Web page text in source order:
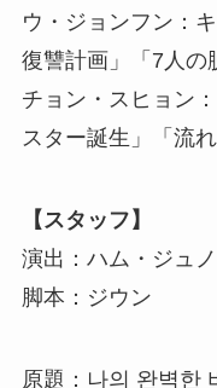
ウ・ジョンフン：
復讐計画」「7人の
チョン・スヒョン
スター誕生」「流れ
【スタッフ】
演出：ハム・ジュ
脚本：ジウン
原題：나의 완벽한